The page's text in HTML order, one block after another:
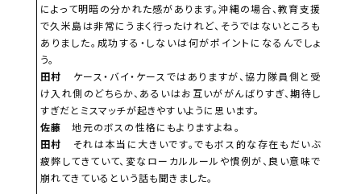
によって明暗の分かれた感があります。沖縄の場合、教育支援
で久米島は非常にうまく行ったけれど、そうではないところも
ありました。成功する・しないは何がポイントになるんでしょ
う。
田村
ケース・バイ・ケースではありますが、協力隊員側と受
け入れ側のどちらか、あるいはお互いががんばりすぎ、期待し
すぎだとミスマッチが起きやすいように思います。
佐藤 地元のボスの性格にもよりますよね。
田村
それは本当に大きいです。でもボス的な存在もだいぶ
疲弊してきていて、変なローカルルールや慣例が、良い意味で
崩れてきているという話も聞きました。